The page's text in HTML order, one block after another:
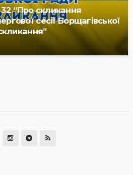
“Про скликання
сесії Борщагівської